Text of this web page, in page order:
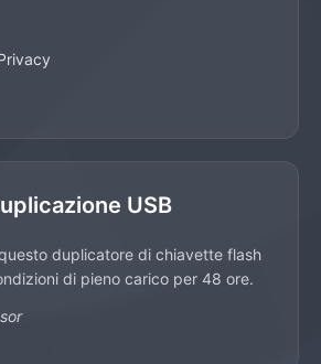
USB
duplicatore di chiavette flash
di pieno carico per 48 ore.